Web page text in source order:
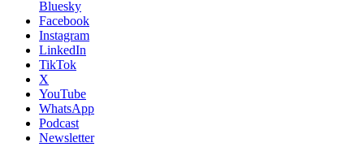
Bluesky
Facebook
Instagram
LinkedIn
TikTok
X
YouTube
WhatsApp
Podcast
Newsletter